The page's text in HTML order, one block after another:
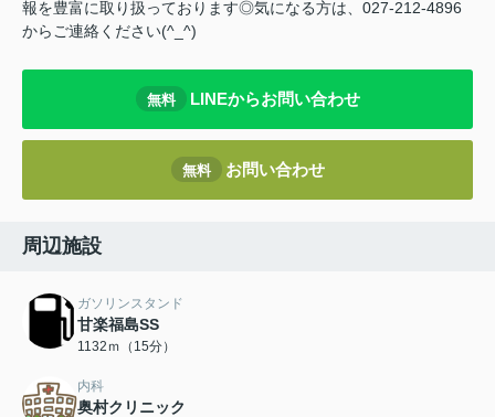
報を豊富に取り扱っております◎気になる方は、027-212-4896
からご連絡ください(^_^)
無料 LINEからお問い合わせ
無料 お問い合わせ
周辺施設
ガソリンスタンド
甘楽福島SS
1132ｍ（15分）
内科
奥村クリニック